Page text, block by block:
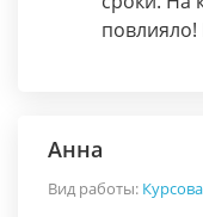
повлияло!
Анна
Вид работы: